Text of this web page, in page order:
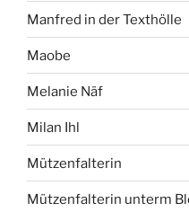
Manfred in der Texthölle
Maobe
Melanie Näf
Milan Ihl
Mützenfalterin
Mützenfalterin unterm